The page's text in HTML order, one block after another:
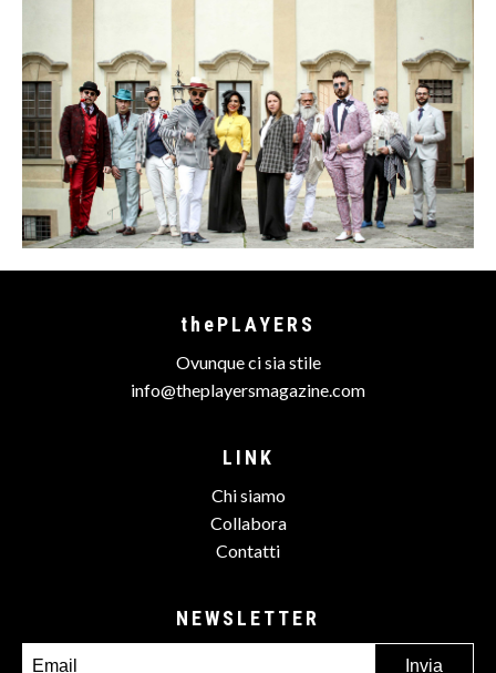
thePLAYERS
Ovunque ci sia stile
info@theplayersmagazine.com
LINK
Chi siamo
Collabora
Contatti
NEWSLETTER